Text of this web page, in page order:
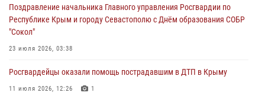
Росгвардия в Крыму и Севастополе задержала ряд
правонарушителей
03 августа 2026, 14:08
В Симферополе росгвардейцы задержали гражданина,
подозреваемого в совершении серии краж
Поздравление начальника Главного управления Росгвардии по
Республике Крым и городу Севастополю с Днём образования СОБР
"Сокол"
23 июля 2026, 03:38
Росгвардейцы оказали помощь пострадавшим в ДТП в Крыму
11 июля 2026, 12:26 1